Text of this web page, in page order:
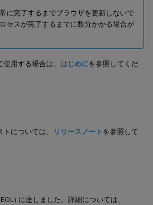
に完了するまでブラウザを更新しないで
セスが完了するまでに数分かかる場合が
用する場合は、 はじめにを参照してくだ
については、 リリースノート を参照して
に達しました。詳細については、